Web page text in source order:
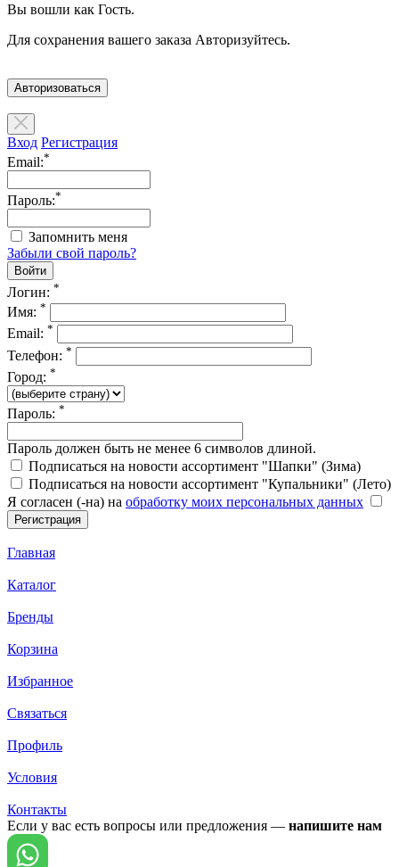
Вы вошли как Гость.
Для сохранения вашего заказа Авторизуйтесь.
Авторизоваться
Вход Регистрация
Email:*
Пароль:*
Запомнить меня
Забыли свой пароль?
Логин: *
Имя: *
Email: *
Телефон: *
Город: *
Пароль: *
Пароль должен быть не менее 6 символов длиной.
Подписаться на новости ассортимент "Шапки" (Зима)
Подписаться на новости ассортимент "Купальники" (Лето)
Я согласен (-на) на обработку моих персональных данных
Главная
Каталог
Бренды
Корзина
Избранное
Связаться
Профиль
Условия
Контакты
Если у вас есть вопросы или предложения — напишите нам